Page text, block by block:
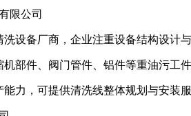
限公司
备厂商，企业注重设备结构设计与
件、阀门管件、铝件等重油污工件
，可提供清洗线整体规划与安装服